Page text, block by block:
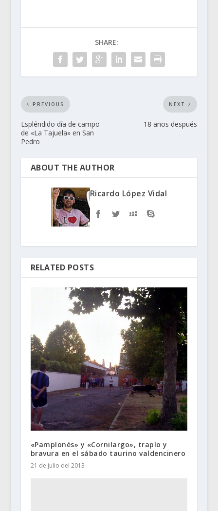
SHARE:
PREVIOUS
Espléndido día de campo
de «La Tajuela» en San
Pedro
NEXT
18 años después
ABOUT THE AUTHOR
Ricardo López Vidal
RELATED POSTS
«Pamplonés» y «Cornilargo», trapío y
bravura en el sábado taurino valdencinero
21 de julio del 2013